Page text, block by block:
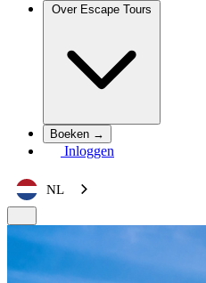
Over Escape Tours
Boeken →
Inloggen
NL